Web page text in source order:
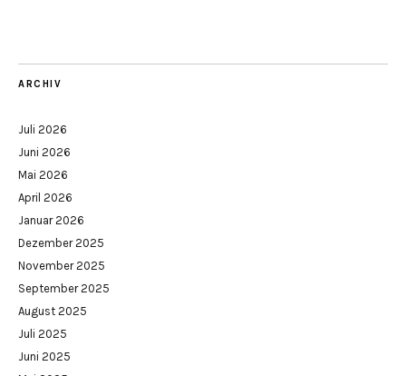
ARCHIV
Juli 2026
Juni 2026
Mai 2026
April 2026
Januar 2026
Dezember 2025
November 2025
September 2025
August 2025
Juli 2025
Juni 2025